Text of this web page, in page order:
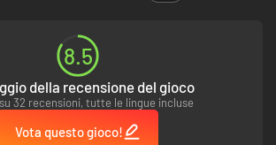
8.5
della recensione del gioco
32 recensioni, tutte le lingue incluse
Vota questo gioco!